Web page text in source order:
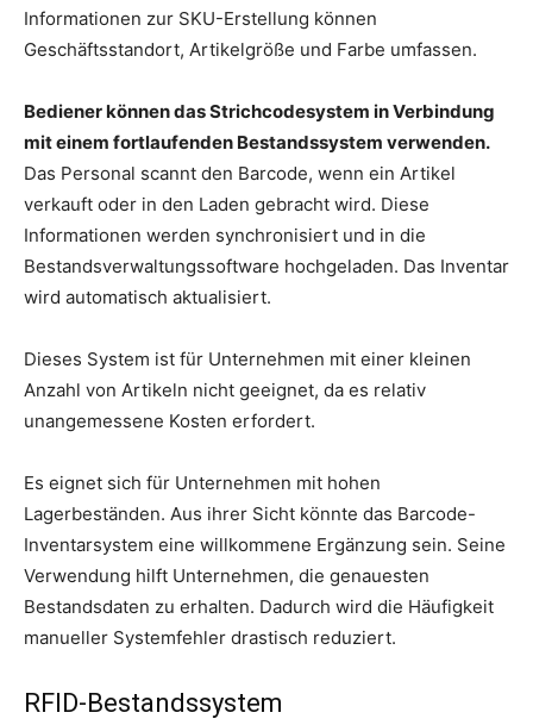
Informationen zur SKU-Erstellung können
Geschäftsstandort, Artikelgröße und Farbe umfassen.
Bediener können das Strichcodesystem in Verbindung
mit einem fortlaufenden Bestandssystem verwenden.
Das Personal scannt den Barcode, wenn ein Artikel
verkauft oder in den Laden gebracht wird. Diese
Informationen werden synchronisiert und in die
Bestandsverwaltungssoftware hochgeladen. Das Inventar
wird automatisch aktualisiert.
Dieses System ist für Unternehmen mit einer kleinen
Anzahl von Artikeln nicht geeignet, da es relativ
unangemessene Kosten erfordert.
Es eignet sich für Unternehmen mit hohen
Lagerbeständen. Aus ihrer Sicht könnte das Barcode-
Inventarsystem eine willkommene Ergänzung sein. Seine
Verwendung hilft Unternehmen, die genauesten
Bestandsdaten zu erhalten. Dadurch wird die Häufigkeit
manueller Systemfehler drastisch reduziert.
RFID-Bestandssystem